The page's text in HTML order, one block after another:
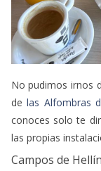
No pudimos irnos
de las Alfombras
conoces solo te
las propias
Campos de Hellín